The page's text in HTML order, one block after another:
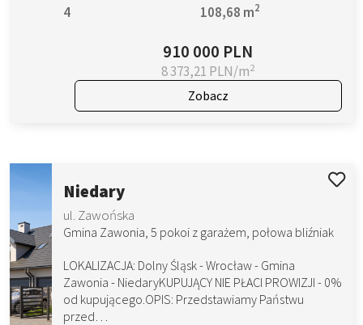
4
108,68 m2
910 000 PLN
8 373,21 PLN/m2
Zobacz
Niedary
ul. Zawońska
Gmina Zawonia, 5 pokoi z garażem, połowa bliźniak
LOKALIZACJA: Dolny Śląsk - Wrocław - Gmina
Zawonia - NiedaryKUPUJĄCY NIE PŁACI PROWIZJI - 0%
od kupującego.OPIS: Przedstawiamy Państwu
przed…